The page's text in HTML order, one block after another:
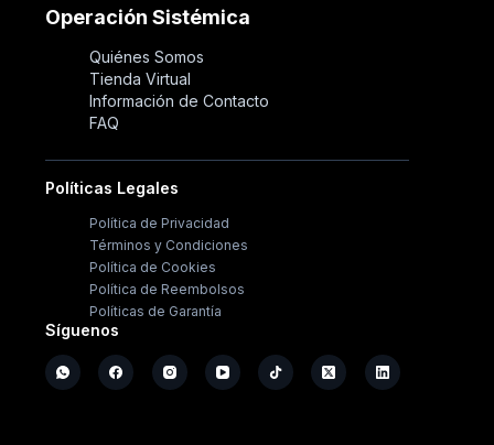
Operación Sistémica
Quiénes Somos
Tienda Virtual
Información de Contacto
FAQ
Políticas Legales
Política de Privacidad
Términos y Condiciones
Política de Cookies
Política de Reembolsos
Políticas de Garantía
Síguenos